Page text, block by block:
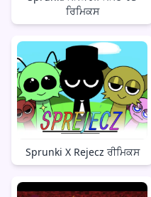
ਰਿਮਿਕਸ
Sprunki X Rejecz ਰੀਮਿਕਸ